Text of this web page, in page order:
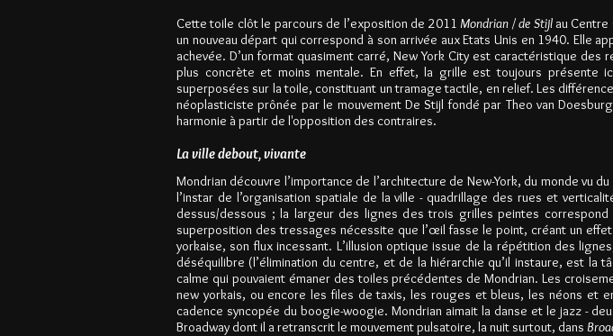
Cette toile clôt le parcours de l’exposition de 2011 Mondrian / de Stijlau Centre
un nouveau départ qui correspond à son arrivée aux Etats Unis en 1940. Elle
achevée. D’un format quasiment carré, New York City est caractéristique
plus concrète et moins mentale. En effet, la grille est toujours présente
superposées sur la toile, constituant un tramage tactile, en relief. Les
néoplasticiste prônée par le mouvement De Stijl fondé par Theo van
harmonie à partir de l'opposition des contraires.
La ville debout, vivante
Mondrian découvre l’importance de l’architecture de New-York, du monde vu
l’instar de l’organisation spatiale de la ville - quadrillage des rues et
dessus/dessous ; la largeur des lignes des trois grilles peintes
superposition des tressages nécessite que l’œil fasse le point, créant un
yorkaise, son flux incessant. L’illusion optique issue de la répétition des
déséquilibre (l’élimination du centre, et de la hiérarchie qu’il instaure, est
calme qui pouvaient émaner des toiles précédentes de Mondrian. Les
new yorkais, ou encore les files de taxis, les rouges et bleus, les néons et
cadence syncopée du boogie-woogie. Mondrian aimait la danse et le jazz -
Broadway dont il a retranscrit le mouvement pulsatoire, la nuit surtout, dans